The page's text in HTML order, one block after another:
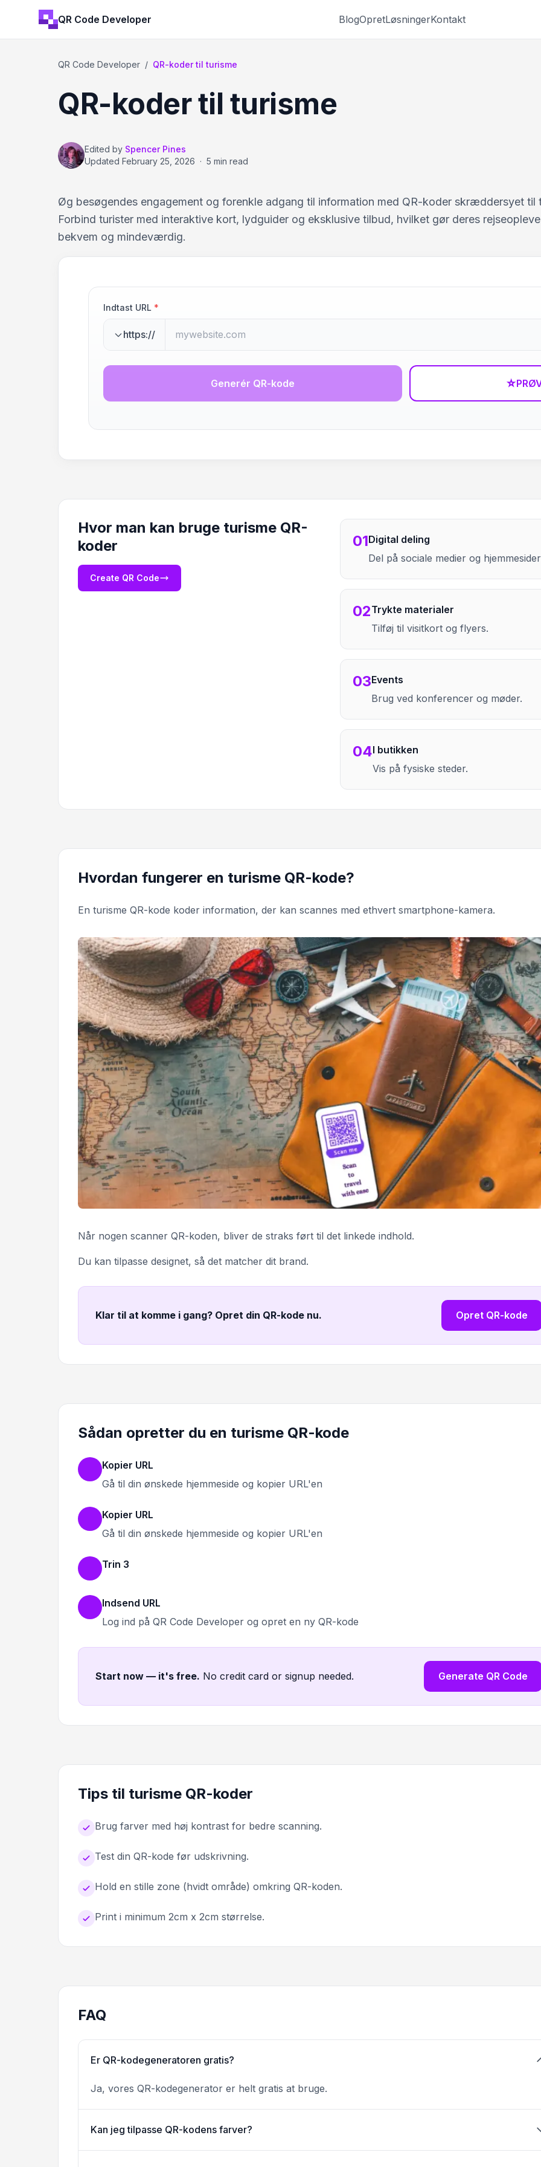
QR Code Developer BlogOpretLøsningerKontakt
QR Code Developer / QR-koder til turisme
QR-koder til turisme
Edited by Spencer Pines
Updated February 25, 2026 · 5 min read
Øg besøgendes engagement og forenkle adgang til information med QR-koder skræddersyet til
Forbind turister med interaktive kort, lydguider og eksklusive tilbud, hvilket gør deres
bekvem og mindeværdig.
Indtast URL *
https://
Generér QR-kode ☆
Hvor man kan bruge turisme QR-
koder
Create QR Code
01Digital deling
Del på sociale medier og
02Trykte materialer
Tilføj til visitkort og flyers.
03Events
Brug ved konferencer og møder.
04I butikken
Vis på fysiske steder.
Hvordan fungerer en turisme QR-kode?
En turisme QR-kode koder information, der kan scannes med ethvert smartphone-kamera.
Når nogen scanner QR-koden, bliver de straks ført til det linkede indhold.
Du kan tilpasse designet, så det matcher dit brand.
Klar til at komme i gang? Opret din QR-kode nu. Opret QR-kode
Sådan opretter du en turisme QR-kode
Kopier URL
Gå til din ønskede hjemmeside og kopier URL'en
Kopier URL
Gå til din ønskede hjemmeside og kopier URL'en
Trin 3
Indsend URL
Log ind på QR Code Developer og opret en ny QR-kode
Start now — it's free. No credit card or signup needed. Generate QR Code
Tips til turisme QR-koder
Brug farver med høj kontrast for bedre scanning.
Test din QR-kode før udskrivning.
Hold en stille zone (hvidt område) omkring QR-koden.
Print i minimum 2cm x 2cm størrelse.
FAQ
Er QR-kodegeneratoren gratis?
Ja, vores QR-kodegenerator er helt gratis at bruge.
Kan jeg tilpasse QR-kodens farver?